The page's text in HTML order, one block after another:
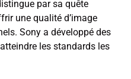
par sa quête
une qualité d’image
Sony a développé des
les standards les